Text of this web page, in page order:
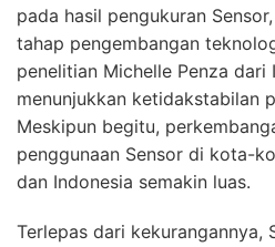
pada hasil pengukuran
tahap pengembangan
penelitian Michelle Penza dari
menunjukkan ketidakstabilan
Meskipun begitu,
penggunaan Sensor di kota-
dan Indonesia semakin luas.
Terlepas dari kekurangannya,